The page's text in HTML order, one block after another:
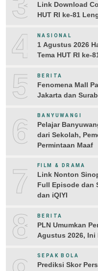
Link Download
HUT RI ke-81
4 NASIONAL
1 Agustus 2026
Tema HUT RI ke-
5 BERITA
Fenomena Mall
Jakarta dan
6 BANYUWANGI
Pelajar
dari Sekolah,
Permintaan Maaf
7 FILM & DRAMA
Link Nonton
Full Episode dan
dan iQIYI
8 BERITA
PLN Umumkan
Agustus 2026, Ini
SEPAK BOLA
Prediksi Skor